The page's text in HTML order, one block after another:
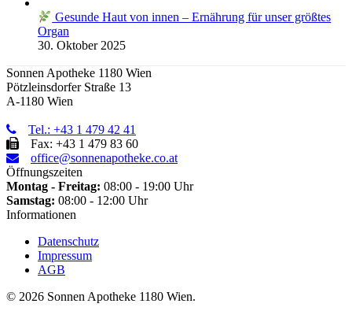
Gesunde Haut von innen – Ernährung für unser größtes
Organ
30. Oktober 2025
Sonnen Apotheke 1180 Wien
Pötzleinsdorfer Straße 13
A-1180 Wien
Tel.: +43 1 479 42 41
Fax: +43 1 479 83 60
office@sonnenapotheke.co.at
Öffnungszeiten
Montag - Freitag: 08:00 - 19:00 Uhr
Samstag: 08:00 - 12:00 Uhr
Informationen
Datenschutz
Impressum
AGB
© 2026 Sonnen Apotheke 1180 Wien.